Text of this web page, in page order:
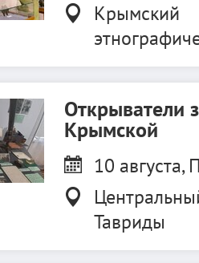
Крымский
Открыватели
Крымской
10 августа,
Тавриды